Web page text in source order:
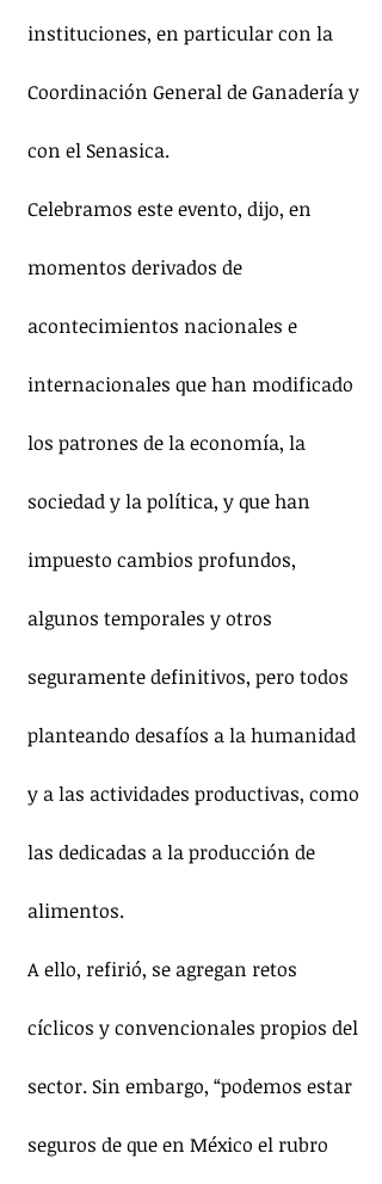
instituciones, en particular con la
Coordinación General de Ganadería y
con el Senasica.
Celebramos este evento, dijo, en
momentos derivados de
acontecimientos nacionales e
internacionales que han modificado
los patrones de la economía, la
sociedad y la política, y que han
impuesto cambios profundos,
algunos temporales y otros
seguramente definitivos, pero todos
planteando desafíos a la humanidad
y a las actividades productivas, como
las dedicadas a la producción de
alimentos.
A ello, refirió, se agregan retos
cíclicos y convencionales propios del
sector. Sin embargo, “podemos estar
seguros de que en México el rubro